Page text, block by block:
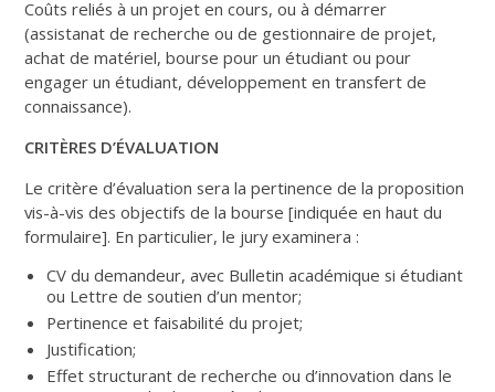
Coûts reliés à un projet en cours, ou à démarrer
(assistanat de recherche ou de gestionnaire de projet,
achat de matériel, bourse pour un étudiant ou pour
engager un étudiant, développement en transfert de
connaissance).
CRITÈRES D’ÉVALUATION
Le critère d’évaluation sera la pertinence de la proposition
vis-à-vis des objectifs de la bourse [indiquée en haut du
formulaire]. En particulier, le jury examinera :
CV du demandeur, avec Bulletin académique si étudiant
ou Lettre de soutien d’un mentor;
Pertinence et faisabilité du projet;
Justification;
Effet structurant de recherche ou d’innovation dans le